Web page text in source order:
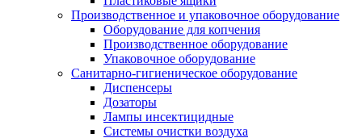
Производственное и упаковочное оборудование
Оборудование для копчения
Производственное оборудование
Упаковочное оборудование
Санитарно-гигиеническое оборудование
Диспенсеры
Дозаторы
Лампы инсектицидные
Системы очистки воздуха